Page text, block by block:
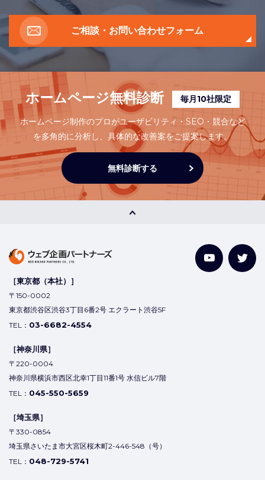
ご相談・お問い合わせフォーム
ホームページ無料診断 毎月10社限定
ホームページ制作のプロがユーザビリティ・SEO・競合など
を多角的に分析し、 具体的な改善案をご提案します。
無料診断する
［東京都（本社）］
〒150-0002
東京都渋谷区渋谷3丁目6番2号 エクラート渋谷5F
TEL： 03-6682-4554
［神奈川県］
〒220-0004
神奈川県横浜市西区北幸1丁目11番1号 水信ビル7階
TEL： 045-550-5659
［埼玉県］
〒330-0854
埼玉県さいたま市大宮区桜木町2-446-548（号）
TEL： 048-729-5741